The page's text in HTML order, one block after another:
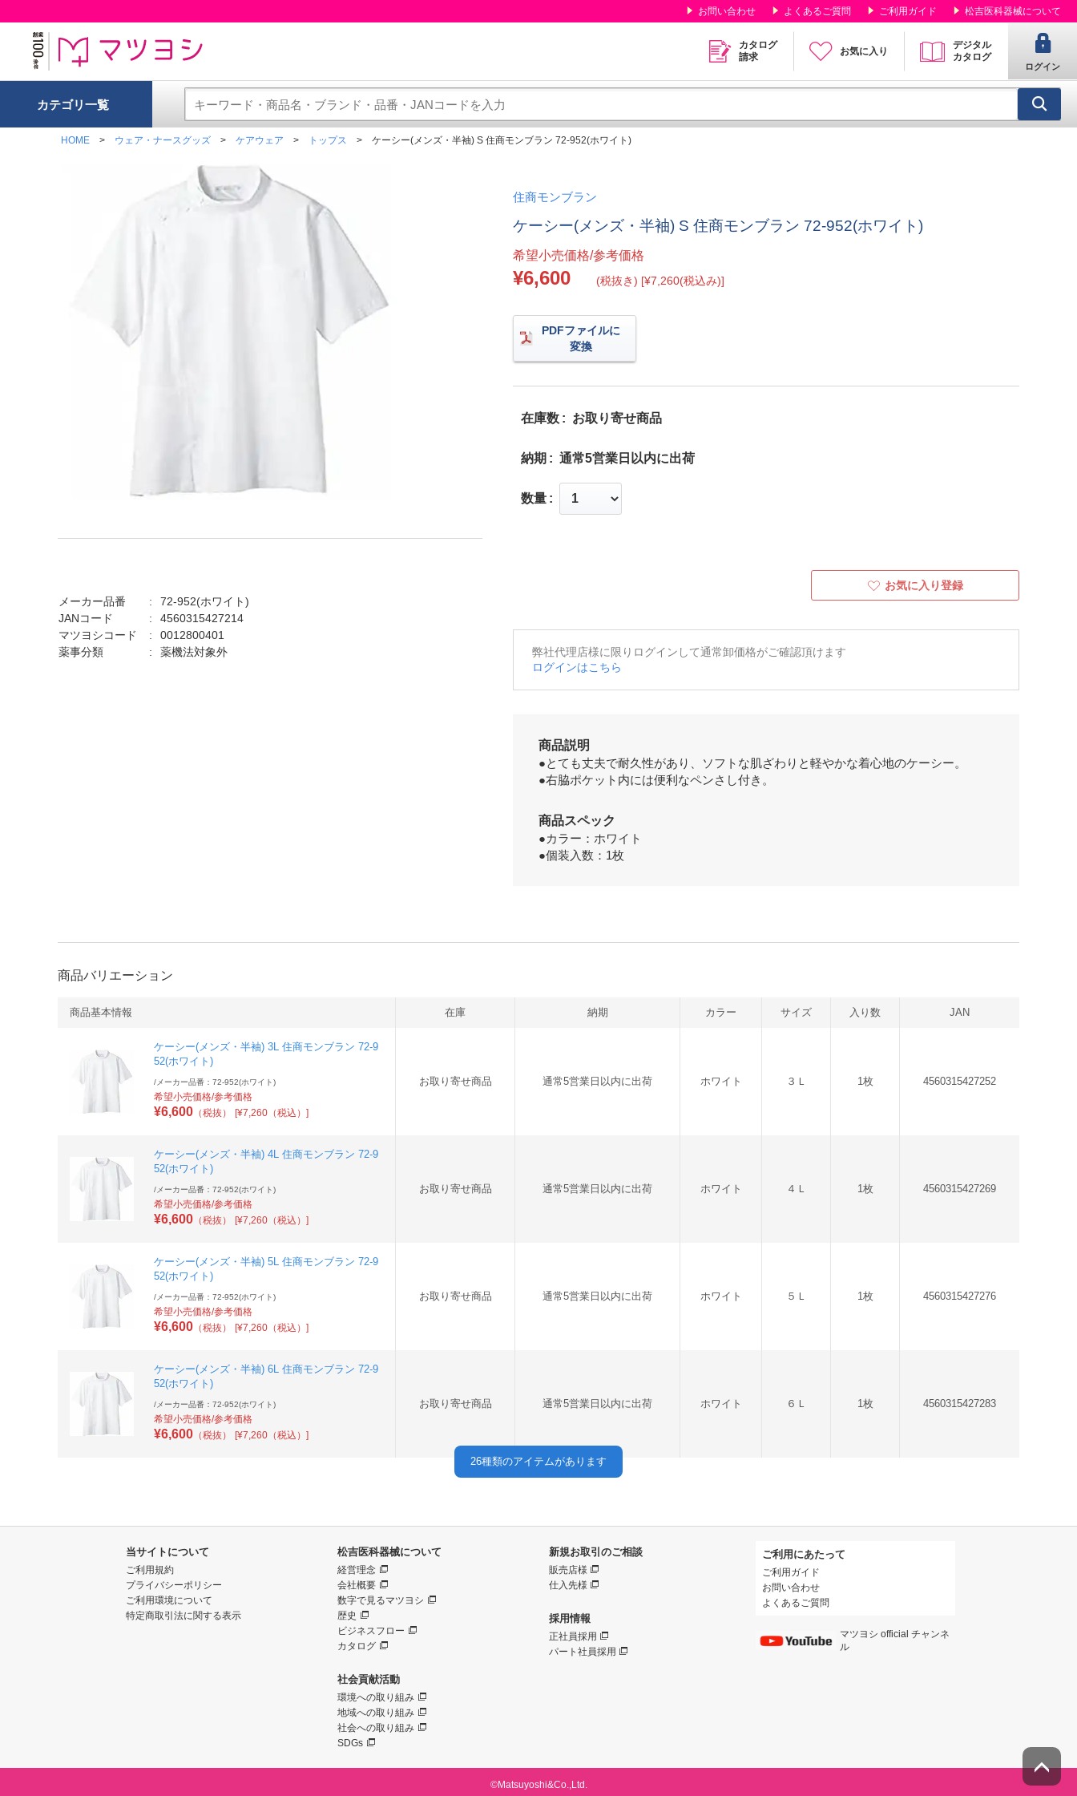
お問い合わせ よくあるご質問 ご利用ガイド 松吉医科器械について
カタログ
請求
お気に入り
デジタル
カタログ
ログイン
カテゴリ一覧
HOME ウェア・ナースグッズ ケアウェア トップス ケーシー(メンズ・半袖) S 住商モンブラン 72-952(ホワイト)
メーカー品番
72-952(ホワイト)
JANコード
4560315427214
マツヨシコード
0012800401
薬事分類
薬機法対象外
住商モンブラン
ケーシー(メンズ・半袖) S 住商モンブラン 72-952(ホワイト)
希望小売価格/参考価格
¥6,600 (税抜き) [¥7,260(税込み)]
PDFファイルに
変換
在庫数 お取り寄せ商品
納期 通常5営業日以内に出荷
数量
お気に入り登録
弊社代理店様に限りログインして通常卸価格がご確認頂けます
ログインはこちら
商品説明
●とても丈夫で耐久性があり、ソフトな肌ざわりと軽やかな着心地のケーシー。
●右脇ポケット内には便利なペンさし付き。
商品スペック
●カラー：ホワイト
●個装入数：1枚
商品バリエーション
商品基本情報 在庫 納期 カラー サイズ 入り数 JAN
ケーシー(メンズ・半袖) 3L 住商モンブラン 72-9
52(ホワイト)
/ メーカー品番：72-952(ホワイト)
希望小売価格/参考価格
¥6,600 （税抜） [¥7,260（税込）]
お取り寄せ商品 通常5営業日以内に出荷 ホワイト ３Ｌ 1枚 4560315427252
ケーシー(メンズ・半袖) 4L 住商モンブラン 72-9
52(ホワイト)
/ メーカー品番：72-952(ホワイト)
希望小売価格/参考価格
¥6,600 （税抜） [¥7,260（税込）]
お取り寄せ商品 通常5営業日以内に出荷 ホワイト ４Ｌ 1枚 4560315427269
ケーシー(メンズ・半袖) 5L 住商モンブラン 72-9
52(ホワイト)
/ メーカー品番：72-952(ホワイト)
希望小売価格/参考価格
¥6,600 （税抜） [¥7,260（税込）]
お取り寄せ商品 通常5営業日以内に出荷 ホワイト ５Ｌ 1枚 4560315427276
ケーシー(メンズ・半袖) 6L 住商モンブラン 72-9
52(ホワイト)
/ メーカー品番：72-952(ホワイト)
希望小売価格/参考価格
¥6,600 （税抜） [¥7,260（税込）]
お取り寄せ商品 通常5営業日以内に出荷 ホワイト ６Ｌ 1枚 4560315427283
26種類のアイテムがあります
当サイトについて
ご利用規約
プライバシーポリシー
ご利用環境について
特定商取引法に関する表示
松吉医科器械について
経営理念
会社概要
数字で見るマツヨシ
歴史
ビジネスフロー
カタログ
社会貢献活動
環境への取り組み
地域への取り組み
社会への取り組み
SDGs
新規お取引のご相談
販売店様
仕入先様
採用情報
正社員採用
パート社員採用
ご利用にあたって
ご利用ガイド
お問い合わせ
よくあるご質問
マツヨシ official チャンネ
ル
©Matsuyoshi&Co.,Ltd.